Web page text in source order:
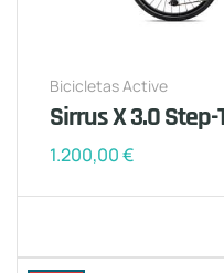
Bicicletas Active
Sirrus X 3.0
1.200,00€